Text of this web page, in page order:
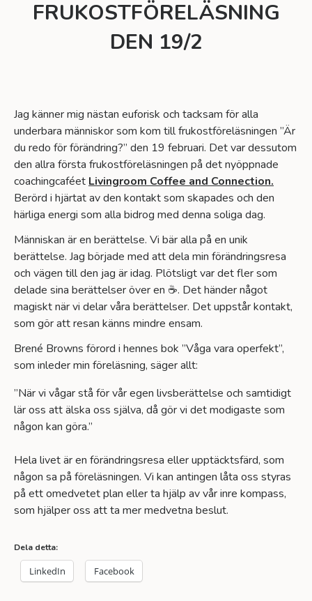
FRUKOSTFÖRELÄSNING
DEN 19/2
Jag känner mig nästan euforisk och tacksam för alla
underbara människor som kom till frukostföreläsningen ”Är
du redo för förändring?” den 19 februari. Det var dessutom
den allra första frukostföreläsningen på det nyöppnade
coachingcaféet Livingroom Coffee and Connection.
Berörd i hjärtat av den kontakt som skapades och den
härliga energi som alla bidrog med denna soliga dag.
Människan är en berättelse. Vi bär alla på en unik
berättelse. Jag började med att dela min förändringsresa
och vägen till den jag är idag. Plötsligt var det fler som
delade sina berättelser över en ☕. Det händer något
magiskt när vi delar våra berättelser. Det uppstår kontakt,
som gör att resan känns mindre ensam.
Brené Browns förord i hennes bok ”Våga vara operfekt”,
som inleder min föreläsning, säger allt:
”När vi vågar stå för vår egen livsberättelse och samtidigt
lär oss att älska oss själva, då gör vi det modigaste som
någon kan göra.”
Hela livet är en förändringsresa eller upptäcktsfärd, som
någon sa på föreläsningen. Vi kan antingen låta oss styras
på ett omedvetet plan eller ta hjälp av vår inre kompass,
som hjälper oss att ta mer medvetna beslut.
Dela detta:
LinkedIn Facebook